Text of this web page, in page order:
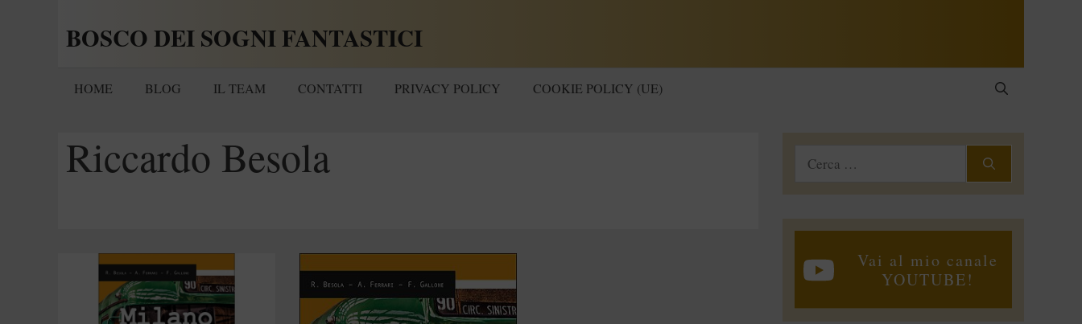
BOSCO DEI SOGNI FANTASTICI
HOME BLOG IL TEAM CONTATTI PRIVACY POLICY COOKIE POLICY (UE)
Riccardo Besola
Ricerca
Vai al mio canale
YOUTUBE!